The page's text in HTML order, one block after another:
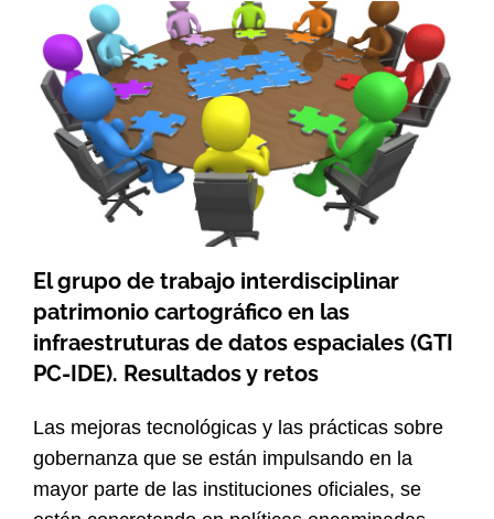
El grupo de trabajo interdisciplinar
patrimonio cartográfico en las
infraestruturas de datos espaciales (GTI
PC-IDE). Resultados y retos
Las mejoras tecnológicas y las prácticas sobre
gobernanza que se están impulsando en la
mayor parte de las instituciones oficiales, se